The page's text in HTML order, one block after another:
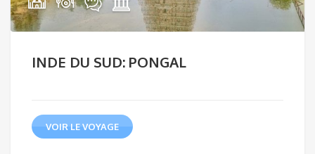
INDE DU SUD: PONGAL
VOIR LE VOYAGE